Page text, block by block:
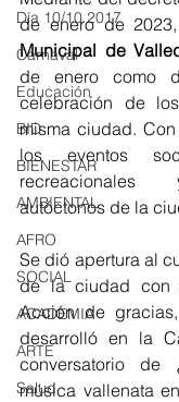
Día 10/10 2017
Carnaval
Educación
BID
BIENESTAR
AMBIENTAL
AFRO
SOCIAL
ACADEMIA
ARTE
Salud
de enero de
Municipal de
de enero como
celebración de
misma ciudad.
los eventos
autóctonos de la
Se dió apertura al
de la ciudad con
Acción de
desarrolló en la
conversatorio de
música vallenata